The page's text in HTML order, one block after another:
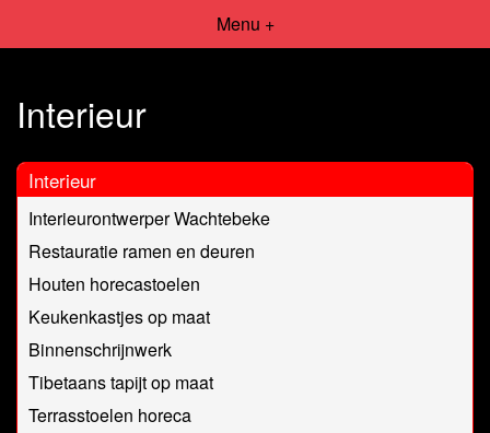
Menu +
Interieur
Interieur
Interieurontwerper Wachtebeke
Restauratie ramen en deuren
Houten horecastoelen
Keukenkastjes op maat
Binnenschrijnwerk
Tibetaans tapijt op maat
Terrasstoelen horeca